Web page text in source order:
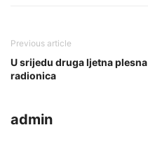
Previous article
U srijedu druga ljetna plesna
radionica
admin